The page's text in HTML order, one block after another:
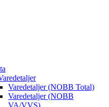
Varedetaljer (NOBB Total)
Varedetaljer (NOBB
VA/VVS)